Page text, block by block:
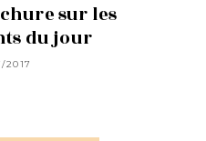
sur les
du jour
2017